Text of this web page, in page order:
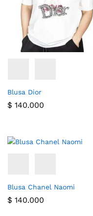
Blusa Dior
$ 140.000
Blusa Chanel Naomi
$ 140.000